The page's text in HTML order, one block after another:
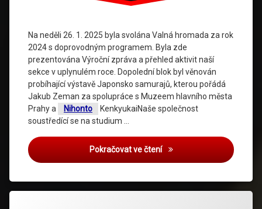
Na neděli 26. 1. 2025 byla svolána Valná hromada za rok
2024 s doprovodným programem. Byla zde
prezentována Výroční zpráva a přehled aktivit naší
sekce v uplynulém roce. Dopolední blok byl věnován
probíhající výstavě Japonsko samurajů, kterou pořádá
Jakub Zeman za spolupráce s Muzeem hlavního města
Prahy a
Nihonto
KenkyukaiNaše společnost
soustředící se na studium …
Pokračovat ve čteníValná hromada za rok